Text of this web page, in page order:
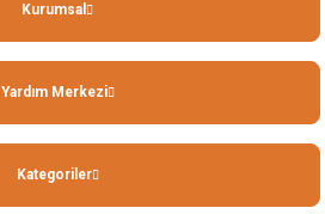
Kurumsal
Yardım Merkezi
Kategoriler